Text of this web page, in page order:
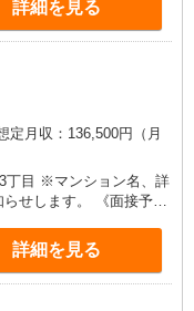
詳細を見る
定月収：136,500円（月
丁目 ※マンション名、詳
す。 《面接予定
■□ ◎
気に入っています。 ◎
つを交わすことで 元気
詳細を見る